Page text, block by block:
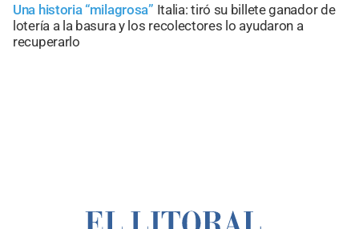
Una historia “milagrosa” Italia: tiró su billete ganador de
lotería a la basura y los recolectores lo ayudaron a
recuperarlo